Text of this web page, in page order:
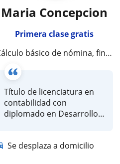
Maria Concepcion
Primera clase gratis
Cálculo básico de nómina, finiquitos y cuotas de seguridad social
Título de licenciatura en
contabilidad con
diplomado en Desarrollo
Se desplaza a domicilio